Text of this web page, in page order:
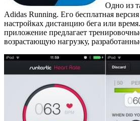
Одно из
Adidas Running. Его бесплатная версия
настройках дистанцию бега или
приложение предлагает
возрастающую нагрузку,